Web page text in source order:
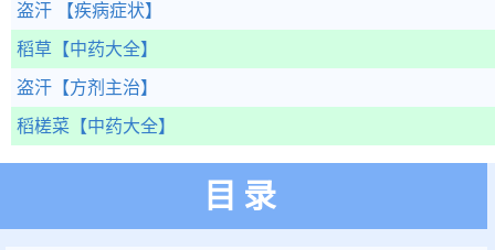
盗汗 【疾病症状】
稻草 【中药大全】
盗汗 【方剂主治】
稻槎菜 【中药大全】
目录